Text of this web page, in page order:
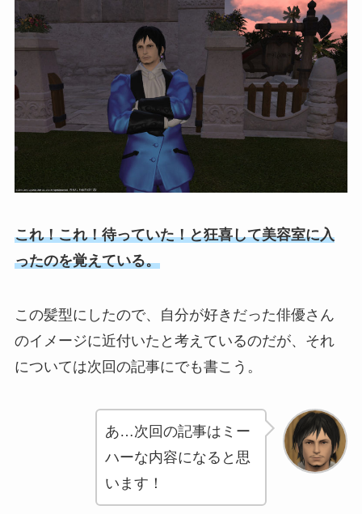
これ！これ！待っていた！と狂喜して美容室に入
ったのを覚えている。
この髪型にしたので、自分が好きだった俳優さん
のイメージに近付いたと考えているのだが、それ
については次回の記事にでも書こう。
あ…次回の記事はミー
ハーな内容になると思
います！